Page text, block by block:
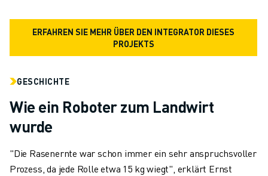
ERFAHREN SIE MEHR ÜBER DEN INTEGRATOR DIESES
PROJEKTS
GESCHICHTE
Wie ein Roboter zum Landwirt
wurde
"Die Rasenernte war schon immer ein sehr anspruchsvoller
Prozess, da jede Rolle etwa 15 kg wiegt", erklärt Ernst